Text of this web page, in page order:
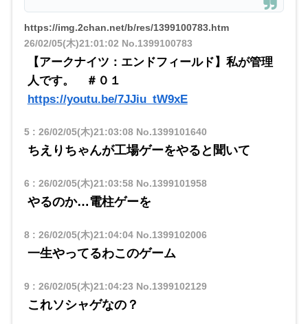
https://img.2chan.net/b/res/1399100783.htm
26/02/05(木)21:01:02 No.1399100783
【アークナイツ：エンドフィールド】私が管理
人です。 ＃０１
https://youtu.be/7JJiu_tW9xE
5: 26/02/05(木)21:03:08No.1399101640
ちえりちゃんが工場ゲーをやると聞いて
6 : 26/02/05(木)21:03:58No.1399101958
やるのか…電柱ゲーを
8: 26/02/05(木)21:04:04No.1399102006
一生やってるわこのゲーム
9: 26/02/05(木)21:04:23 No.1399102129
これソシャゲなの？